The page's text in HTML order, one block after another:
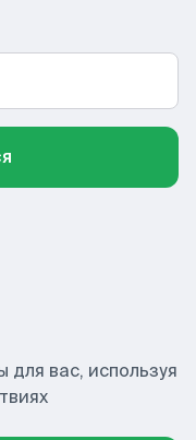
вас, используя